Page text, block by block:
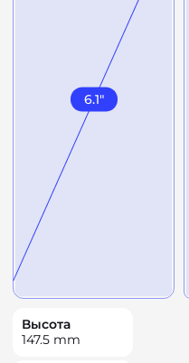
6.1"
Высота
147.5 mm